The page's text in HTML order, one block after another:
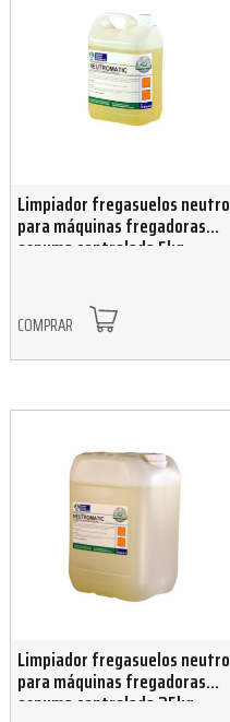
Limpiador fregasuelos neutro
para máquinas fregadoras
espuma controlada 5kg
COMPRAR
Limpiador fregasuelos neutro
para máquinas fregadoras
espuma controlada 25kg